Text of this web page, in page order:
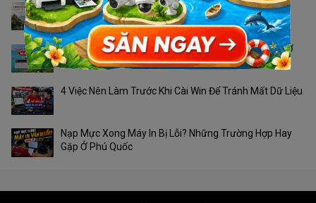
Camera Ngoài Trời Nào Phù Hợp Với Thời Tiết Phú
Quốc?
Canon 2900 Hay PIXMA G3010: Nên Chọn Loại Nào Ở
Phú Quốc?
4 Việc Nên Làm Trước Khi Cài Win Để Tránh Mất Dữ Liệu
Nạp Mực Xong Máy In Bị Lỗi? Những Trường Hợp Hay
Gặp Ở Phú Quốc